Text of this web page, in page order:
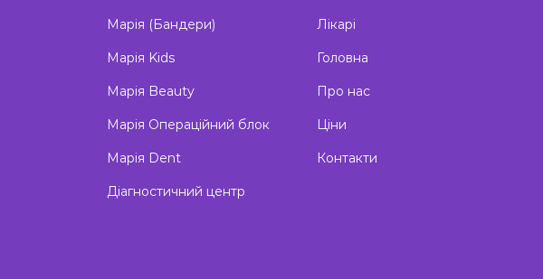
Марія (Бандери)
Марія Kids
Марія Beauty
Марія Операційний блок
Марія Dent
Діагностичний центр
Лікарі
Головна
Про нас
Ціни
Контакти